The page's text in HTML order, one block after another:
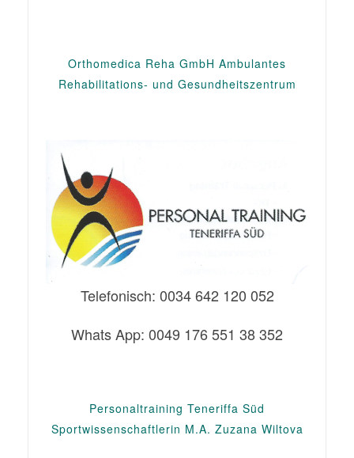
Orthomedica Reha GmbH Ambulantes
Rehabilitations- und Gesundheitszentrum
Telefonisch: 0034 642 120 052
Whats App: 0049 176 551 38 352
Personaltraining Teneriffa Süd
Sportwissenschaftlerin M.A. Zuzana Wiltova